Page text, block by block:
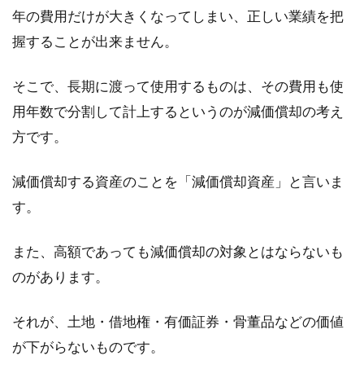
日本では、2019年に消費税増税が予定されてい
ます。消費税増税について、賛成・反対、いろ
家賃滞納の裁判費用は？負担は誰
に？
年の費用だけが大きくなってしまい、正しい業績を把
握することが出来ません。
そこで、長期に渡って使用するものは、その費用も使
用年数で分割して計上するというのが減価償却の考え
方です。
減価償却する資産のことを「減価償却資産」と言いま
す。
また、高額であっても減価償却の対象とはならないも
のがあります。
それが、土地・借地権・有価証券・骨董品などの価値
が下がらないものです。